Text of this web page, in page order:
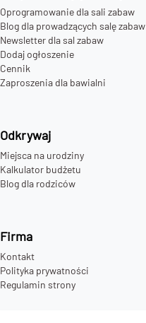
Oprogramowanie dla sali zabaw
Blog dla prowadzących salę zabaw
Newsletter dla sal zabaw
Dodaj ogłoszenie
Cennik
Zaproszenia dla bawialni
Odkrywaj
Miejsca na urodziny
Kalkulator budżetu
Blog dla rodziców
Firma
Kontakt
Polityka prywatności
Regulamin strony